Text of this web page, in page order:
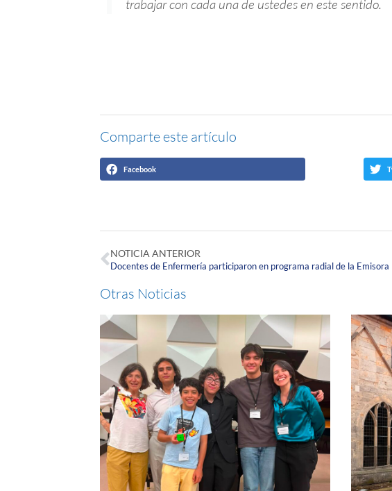
trabajar con cada una de ustedes en este sentido.
Comparte este artículo
Facebook
NOTICIA ANTERIOR
Docentes de Enfermería participaron en programa radial de la Emisora
Otras Noticias